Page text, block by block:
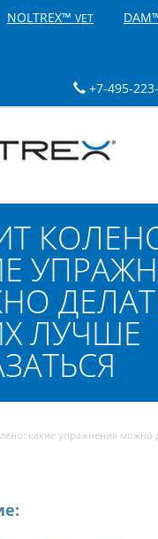
NOLTREX™ VET
+7-495-
ЛУЧШЕ
какие упражнения можно